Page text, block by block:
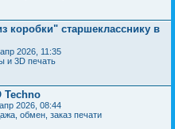
коробки" старшекласснику в
2026, 11:35
и 3D печать
Techno
2026, 08:44
обмен, заказ печати